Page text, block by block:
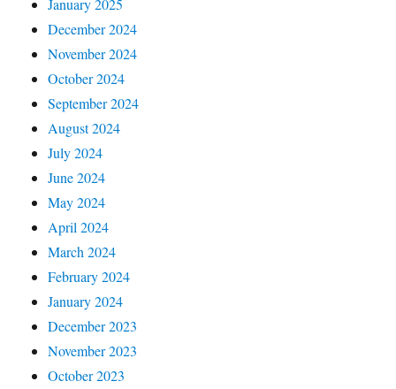
December 2024
November 2024
October 2024
September 2024
August 2024
July 2024
June 2024
May 2024
April 2024
March 2024
February 2024
January 2024
December 2023
November 2023
October 2023